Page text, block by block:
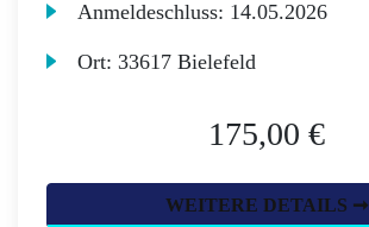
Anmeldeschluss: 14.05.2026
Ort:33617 Bielefeld
175,00 €
WEITERE DETAILS ➞